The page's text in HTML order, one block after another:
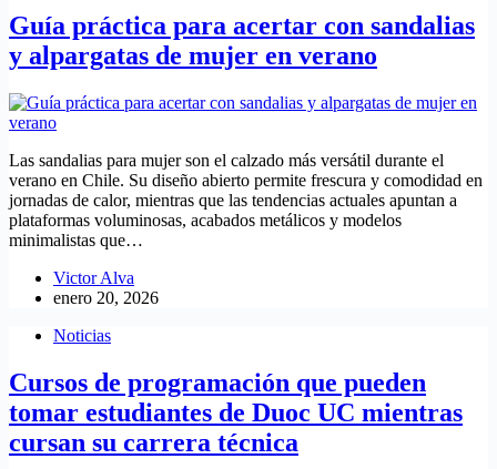
Guía práctica para acertar con sandalias
y alpargatas de mujer en verano
Las sandalias para mujer son el calzado más versátil durante el
verano en Chile. Su diseño abierto permite frescura y comodidad en
jornadas de calor, mientras que las tendencias actuales apuntan a
plataformas voluminosas, acabados metálicos y modelos
minimalistas que…
Victor Alva
enero 20, 2026
Noticias
Cursos de programación que pueden
tomar estudiantes de Duoc UC mientras
cursan su carrera técnica